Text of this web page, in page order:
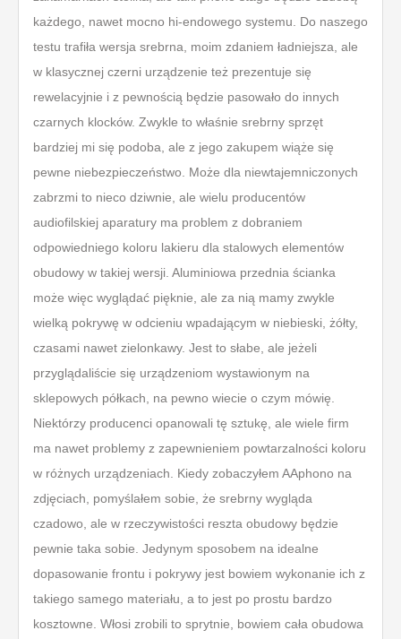
każdego, nawet mocno hi-endowego systemu. Do naszego
testu trafiła wersja srebrna, moim zdaniem ładniejsza, ale
w klasycznej czerni urządzenie też prezentuje się
rewelacyjnie i z pewnością będzie pasowało do innych
czarnych klocków. Zwykle to właśnie srebrny sprzęt
bardziej mi się podoba, ale z jego zakupem wiąże się
pewne niebezpieczeństwo. Może dla niewtajemniczonych
zabrzmi to nieco dziwnie, ale wielu producentów
audiofilskiej aparatury ma problem z dobraniem
odpowiedniego koloru lakieru dla stalowych elementów
obudowy w takiej wersji. Aluminiowa przednia ścianka
może więc wyglądać pięknie, ale za nią mamy zwykle
wielką pokrywę w odcieniu wpadającym w niebieski, żółty,
czasami nawet zielonkawy. Jest to słabe, ale jeżeli
przyglądaliście się urządzeniom wystawionym na
sklepowych półkach, na pewno wiecie o czym mówię.
Niektórzy producenci opanowali tę sztukę, ale wiele firm
ma nawet problemy z zapewnieniem powtarzalności koloru
w różnych urządzeniach. Kiedy zobaczyłem AAphono na
zdjęciach, pomyślałem sobie, że srebrny wygląda
czadowo, ale w rzeczywistości reszta obudowy będzie
pewnie taka sobie. Jedynym sposobem na idealne
dopasowanie frontu i pokrywy jest bowiem wykonanie ich z
takiego samego materiału, a to jest po prostu bardzo
kosztowne. Włosi zrobili to sprytnie, bowiem cała obudowa